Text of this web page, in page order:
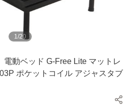
1/20
電動ベッド G-Free Lite マットレ
ポケットコイル アジャスタブ